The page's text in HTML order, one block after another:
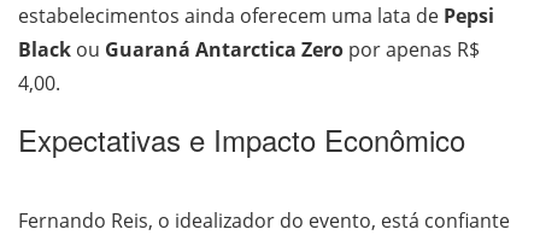
estabelecimentos ainda oferecem uma lata de Pepsi
Black ou Guaraná Antarctica Zero por apenas R$
4,00.
Expectativas e Impacto Econômico
Fernando Reis, o idealizador do evento, está confiante